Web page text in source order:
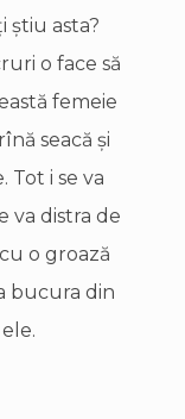
ştiu asta?
o face să
femeie
seacă şi
Tot i se va
va distra de
o groază
bucura din